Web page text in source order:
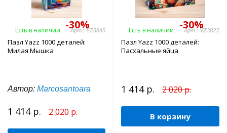
-30%
Есть в наличии Арт.: YZ3845
Пазл Yazz 1000 деталей:
Милая Мышка
Автор: Marcosantoara
1 414 р. 2 020 р.
-30%
Есть в наличии Арт.: YZ3823
Пазл Yazz 1000 деталей:
Пасхальные яйца
1 414 р. 2 020 р.
В корзину